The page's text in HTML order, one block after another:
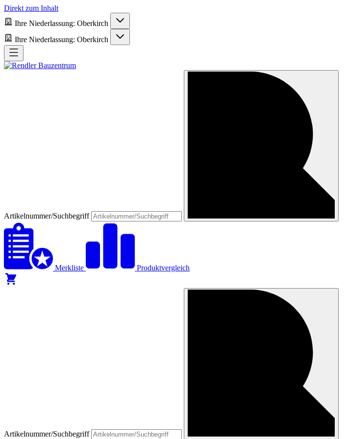
Direkt zum Inhalt
Ihre Niederlassung: Oberkirch
Ihre Niederlassung: Oberkirch
Artikelnummer/Suchbegriff
Merkliste Produktvergleich
Artikelnummer/Suchbegriff